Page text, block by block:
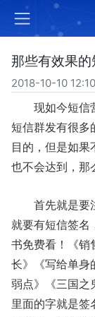
那些有效果
2018-10-10 12:10
现如今短信
短信群发有很多
目的，但是如
也不会达到，那
首先就是要
就要有短信签名
书免费看！《销
长》《写给单身
弱点》《三国之
里面的字就是签